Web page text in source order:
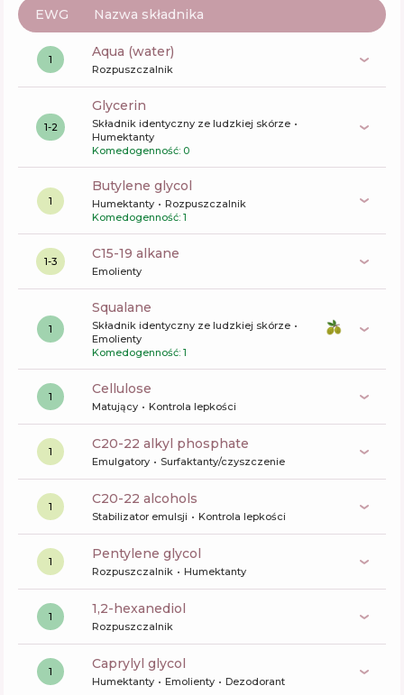
EWG Nazwa składnika
1 aqua (water)
Rozpuszczalnik
1-2
glycerin
Składnik identyczny ze ludzkiej skórze
Humektanty
Komedogenność: 0
1
butylene glycol
Humektanty
Rozpuszczalnik
Komedogenność: 1
1-3 c15-19 alkane
Emolienty
1
squalane
Składnik identyczny ze ludzkiej skórze
Emolienty
Komedogenność: 1
1 cellulose
Matujący Kontrola lepkości
1 c20-22 alkyl phosphate
Emulgatory Surfaktanty/czyszczenie
1 c20-22 alcohols
Stabilizator emulsji Kontrola lepkości
1 pentylene glycol
Rozpuszczalnik Humektanty
1 1,2-hexanediol
Rozpuszczalnik
1 caprylyl glycol
Humektanty Emolienty Dezodorant